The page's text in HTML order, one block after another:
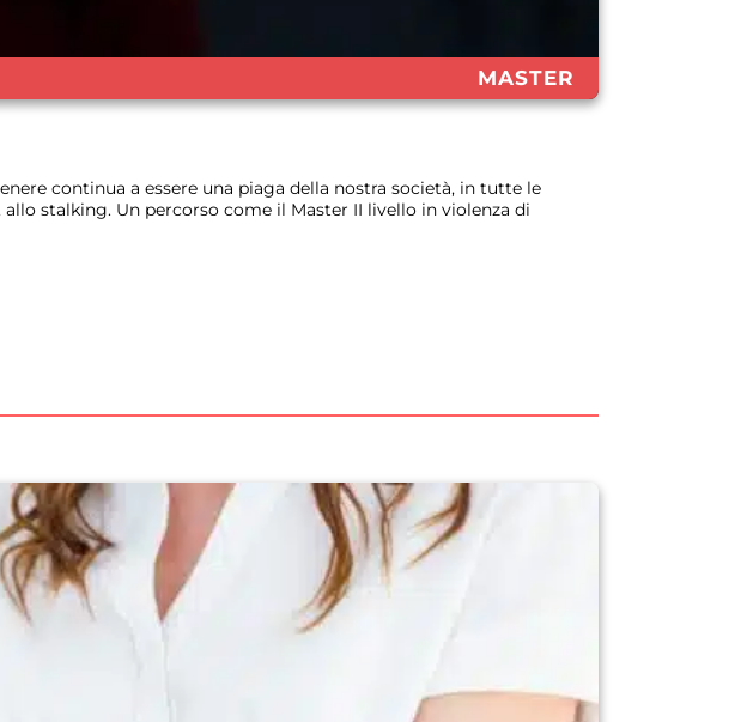
MASTER
continua a essere una piaga della nostra società, in tutte le
stalking. Un percorso come il Master II livello in violenza di